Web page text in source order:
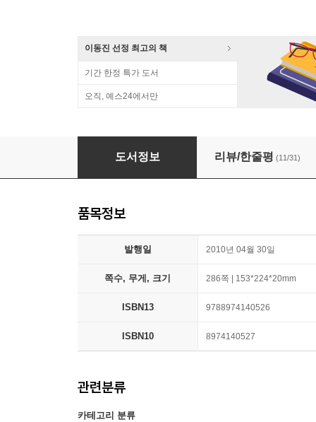
이동진 선정 최고의 책
기간 한정 특가 도서
오직, 예스24에서만
내 머리로 생각하는 역사 이야기
도서정보 리뷰/한줄평 (11/31)
품목정보
발행일 2010년 04월 30일
쪽수, 무게, 크기 286쪽 | 153*224*20mm
ISBN13 9788974140526
ISBN10 8974140527
관련분류
카테고리 분류